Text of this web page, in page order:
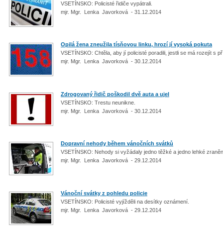
VSETÍNSKO: Policisté řidiče vypátrali.
mjr. Mgr. Lenka Javorková - 31.12.2014
Opilá žena zneužila tísňovou linku, hrozí jí vysoká pokuta
VSETÍNSKO: Chtěla, aby jí policisté poradili, jestli se má rozejít s
mjr. Mgr. Lenka Javorková - 30.12.2014
Zdrogovaný řidič poškodil dvě auta a ujel
VSETÍNSKO: Trestu neunikne.
mjr. Mgr. Lenka Javorková - 30.12.2014
Dopravní nehody během vánočních svátků
VSETÍNSKO: Nehody si vyžádaly jedno těžké a jedno lehké
mjr. Mgr. Lenka Javorková - 29.12.2014
Vánoční svátky z pohledu policie
VSETÍNSKO: Policisté vyjížděli na desítky oznámení.
mjr. Mgr. Lenka Javorková - 29.12.2014